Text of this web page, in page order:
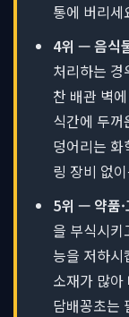
통에 버리세
4위 — 음식
처리하는
찬 배관 벽
식간에 두
덩어리는
링 장비 없
5위 — 약품·
을 부식시키
능을 저하
소재가 많
담배꽁초는